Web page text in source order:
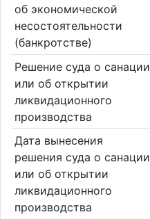
об экономической
несостоятельности
(банкротстве)
Решение суда о санации
или об открытии
ликвидационного
производства
Дата вынесения
решения суда о санации
или об открытии
ликвидационного
производства